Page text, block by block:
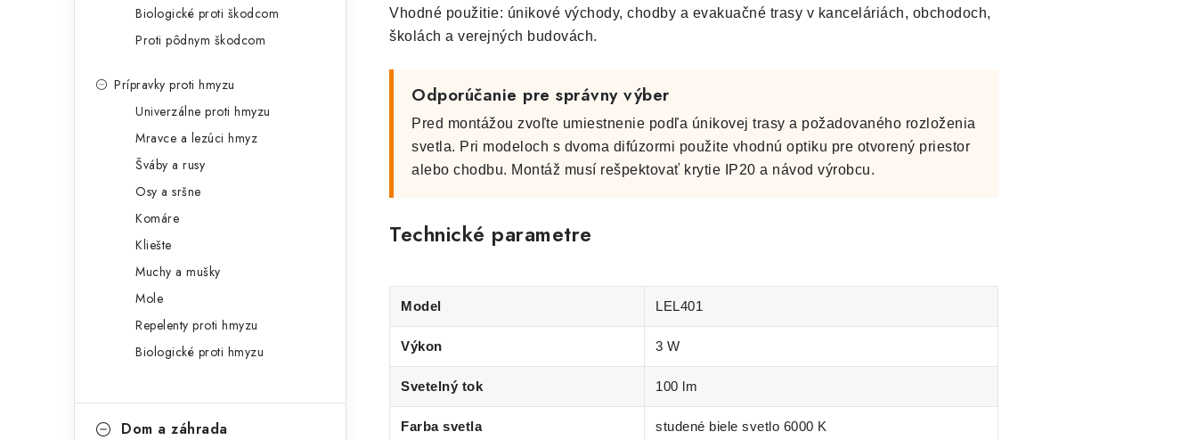
Biologické proti škodcom
Proti pôdnym škodcom
Prípravky proti hmyzu
Univerzálne proti hmyzu
Mravce a lezúci hmyz
Šváby a rusy
Osy a sršne
Komáre
Kliešte
Muchy a mušky
Mole
Repelenty proti hmyzu
Biologické proti hmyzu
Dom a záhrada
Vhodné použitie: únikové východy, chodby a evakuačné trasy v kanceláriách, obchodoch,
školách a verejných budovách.
Odporúčanie pre správny výber
Pred montážou zvoľte umiestnenie podľa únikovej trasy a požadovaného rozloženia
svetla. Pri modeloch s dvoma difúzormi použite vhodnú optiku pre otvorený priestor
alebo chodbu. Montáž musí rešpektovať krytie IP20 a návod výrobcu.
Technické parametre
Model LEL401
Výkon 3 W
Svetelný tok 100 lm
Farba svetla studené biele svetlo 6000 K